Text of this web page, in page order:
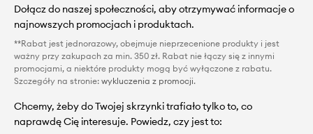
Dołącz do naszej społeczności, aby otrzymywać informacje o
najnowszych promocjach i produktach.
**Rabat jest jednorazowy, obejmuje nieprzecenione produkty i jest
ważny przy zakupach za min. 350 zł. Rabat nie łączy się z innymi
promocjami, a niektóre produkty mogą być wyłączone z rabatu.
Szczegóły na stronie: wykluczenia z promocji.
Chcemy, żeby do Twojej skrzynki trafiało tylko to, co
naprawdę Cię interesuje. Powiedz, czy jest to: